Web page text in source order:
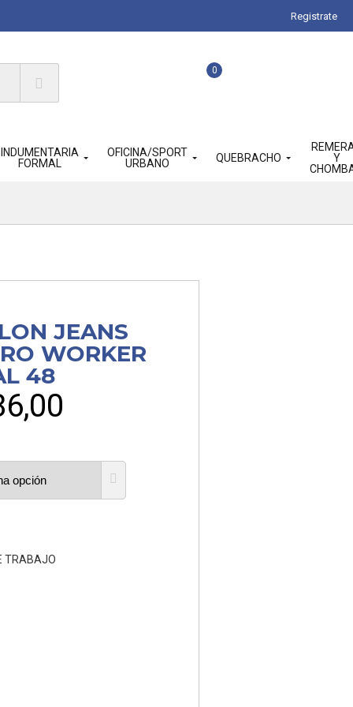
Registrate
0
INDUMENTARIA
FORMAL
OFICINA/SPORT
URBANO
QUEBRACHO
Y
JEANS
WORKER
48
TRABAJO